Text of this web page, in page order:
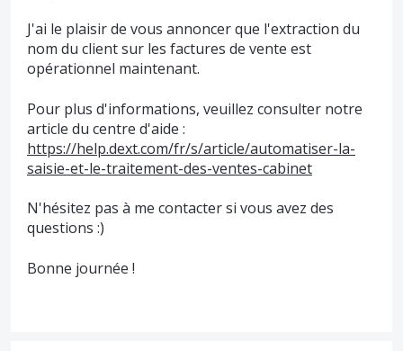
J'ai le plaisir de vous annoncer que l'extraction du
nom du client sur les factures de vente est
opérationnel maintenant.
Pour plus d'informations, veuillez consulter notre
article du centre d'aide :
https://help.dext.com/fr/s/article/automatiser-la-
saisie-et-le-traitement-des-ventes-cabinet
N'hésitez pas à me contacter si vous avez des
questions :)
Bonne journée !